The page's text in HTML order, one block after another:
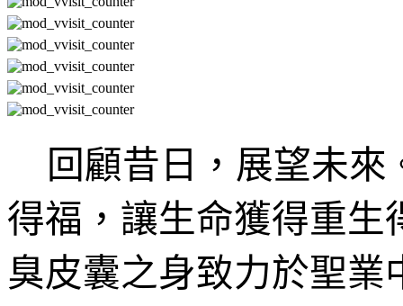
回顧昔日，展望未
得福，讓生命獲得重生
臭皮囊之身致力於聖業